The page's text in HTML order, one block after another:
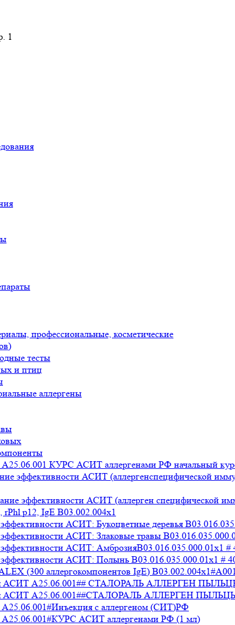
1
профессиональные, косметические
тесты
и птиц
аллергены
КУРС АСИТ аллергенами РФ начальный
эффективности АСИТ (аллергенспецифической
эффективности АСИТ (аллерген специфической
rPhl p12, IgE В03.002.004x1
АСИТ: Букоцветные деревья
АСИТ: Злаковые травы
АСИТ: АмброзияB03.016.035.000.01x1 #
АСИТ: Полынь B03.016.035.000.01x1 #
(300 аллергокомпонентов IgE) В03.002.004x1#А001
АСИТ А25.06.001## СТАЛОРАЛЬ АЛЛЕРГЕН
АСИТ А25.06.001##СТАЛОРАЛЬ АЛЛЕРГЕН
с аллергеном (СИТ)РФ
АСИТ аллергенами РФ (1 мл)